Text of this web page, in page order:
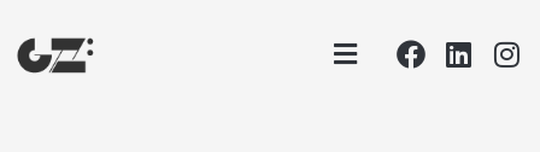
contenido
Menu Facebook